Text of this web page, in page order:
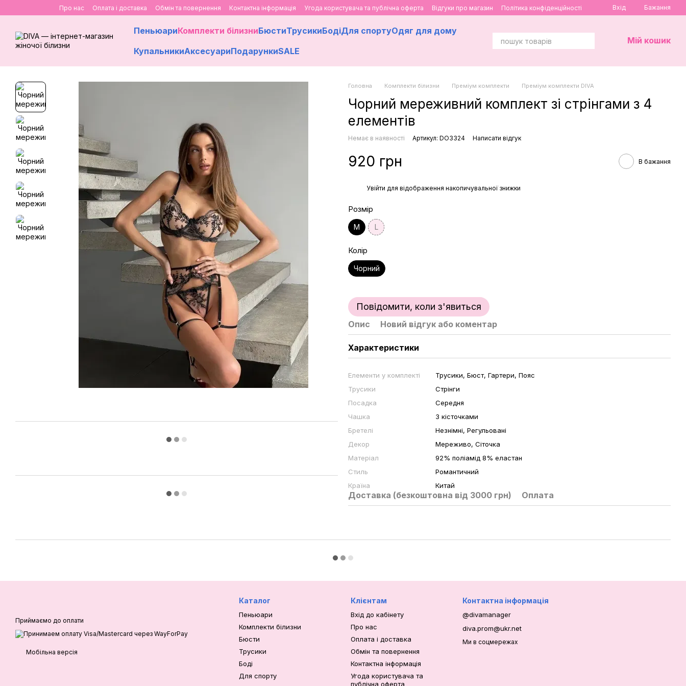
Перейти до основного контенту
Про нас Оплата і доставка Обмін та повернення Контактна інформація Угода користувача та публічна оферта Відгуки про магазин Політика конфіденційності Вхід Бажання
ПеньюариКомплекти білизниБюстиТрусикиБодіДля спортуОдяг для дому
КупальникиАксесуариПодарункиSALE
Мій кошик
Головна Комплекти білизни Преміум комплекти Преміум комплекти DIVA
Чорний мереживний комплект зі стрінгами з 4
елементів
Немає в наявності Артикул: DO3324 Написати відгук
920 грн В бажання
Увійти для відображення накопичувальної знижки
Розмір
M L
Колір
Чорний
Повідомити, коли з'явиться
Опис Новий відгук або коментар
Характеристики
Елементи у комплекті
Трусики, Бюст, Гартери, Пояс
Трусики
Стрінги
Посадка
Середня
Чашка
З кісточками
Бретелі
Незнімні, Регульовані
Декор
Мереживо, Сіточка
Матеріал
92% поліамід 8% еластан
Стиль
Романтичний
Країна
Китай
Доставка (безкоштовна від 3000 грн) Оплата
Приймаємо до оплати
Мобільна версія
Каталог
Пеньюари
Комплекти білизни
Бюсти
Трусики
Боді
Для спорту
Клієнтам
Вхід до кабінету
Про нас
Оплата і доставка
Обмін та повернення
Контактна інформація
Угода користувача та
публічна оферта
Контактна інформація
@divamanager
diva.prom@ukr.net
Ми в соцмережах